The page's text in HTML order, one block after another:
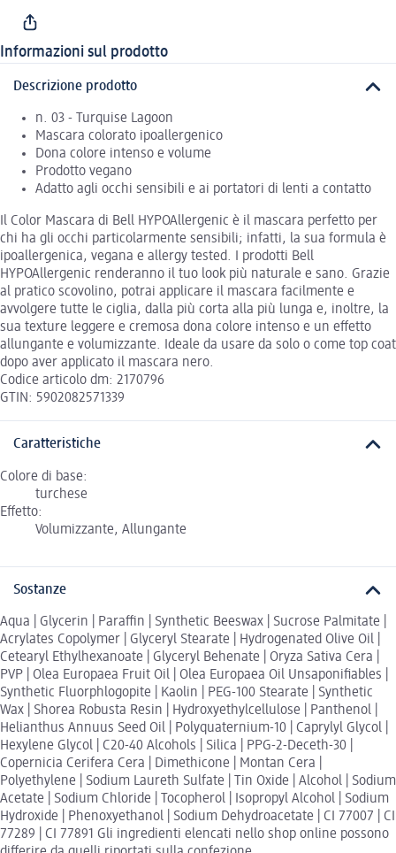
Informazioni sul prodotto
Descrizione prodotto
n. 03 - Turquise Lagoon
Mascara colorato ipoallergenico
Dona colore intenso e volume
Prodotto vegano
Adatto agli occhi sensibili e ai portatori di lenti a contatto
Il Color Mascara di Bell HYPOAllergenic è il mascara perfetto per
chi ha gli occhi particolarmente sensibili; infatti, la sua formula è
ipoallergenica, vegana e allergy tested. I prodotti Bell
HYPOAllergenic renderanno il tuo look più naturale e sano. Grazie
al pratico scovolino, potrai applicare il mascara facilmente e
avvolgere tutte le ciglia, dalla più corta alla più lunga e, inoltre, la
sua texture leggere e cremosa dona colore intenso e un effetto
allungante e volumizzante. Ideale da usare da solo o come top coat
dopo aver applicato il mascara nero.
Codice articolo dm: 2170796
GTIN: 5902082571339
Caratteristiche
Colore di base:
turchese
Effetto:
Volumizzante, Allungante
Sostanze
Aqua | Glycerin | Paraffin | Synthetic Beeswax | Sucrose Palmitate |
Acrylates Copolymer | Glyceryl Stearate | Hydrogenated Olive Oil |
Cetearyl Ethylhexanoate | Glyceryl Behenate | Oryza Sativa Cera |
PVP | Olea Europaea Fruit Oil | Olea Europaea Oil Unsaponifiables |
Synthetic Fluorphlogopite | Kaolin | PEG-100 Stearate | Synthetic
Wax | Shorea Robusta Resin | Hydroxyethylcellulose | Panthenol |
Helianthus Annuus Seed Oil | Polyquaternium-10 | Caprylyl Glycol |
Hexylene Glycol | C20-40 Alcohols | Silica | PPG-2-Deceth-30 |
Copernicia Cerifera Cera | Dimethicone | Montan Cera |
Polyethylene | Sodium Laureth Sulfate | Tin Oxide | Alcohol | Sodium
Acetate | Sodium Chloride | Tocopherol | Isopropyl Alcohol | Sodium
Hydroxide | Phenoxyethanol | Sodium Dehydroacetate | CI 77007 | CI
77289 | CI 77891 Gli ingredienti elencati nello shop online possono